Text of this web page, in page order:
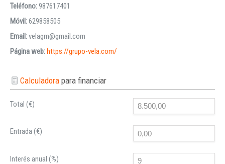
Teléfono:987617401
Móvil:629858505
Email:velagm@gmail.com
Página web:https://grupo-vela.com/
Calculadorapara financiar
Total (€)
Entrada (€)
Interés anual (%)